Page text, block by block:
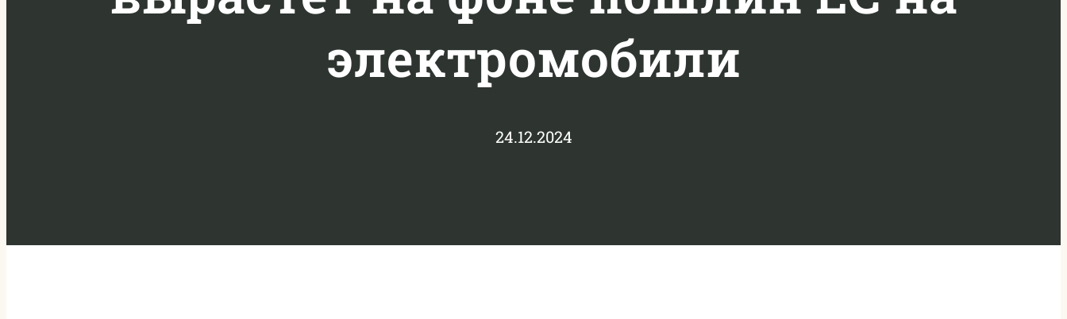
электромобили
24.12.2024